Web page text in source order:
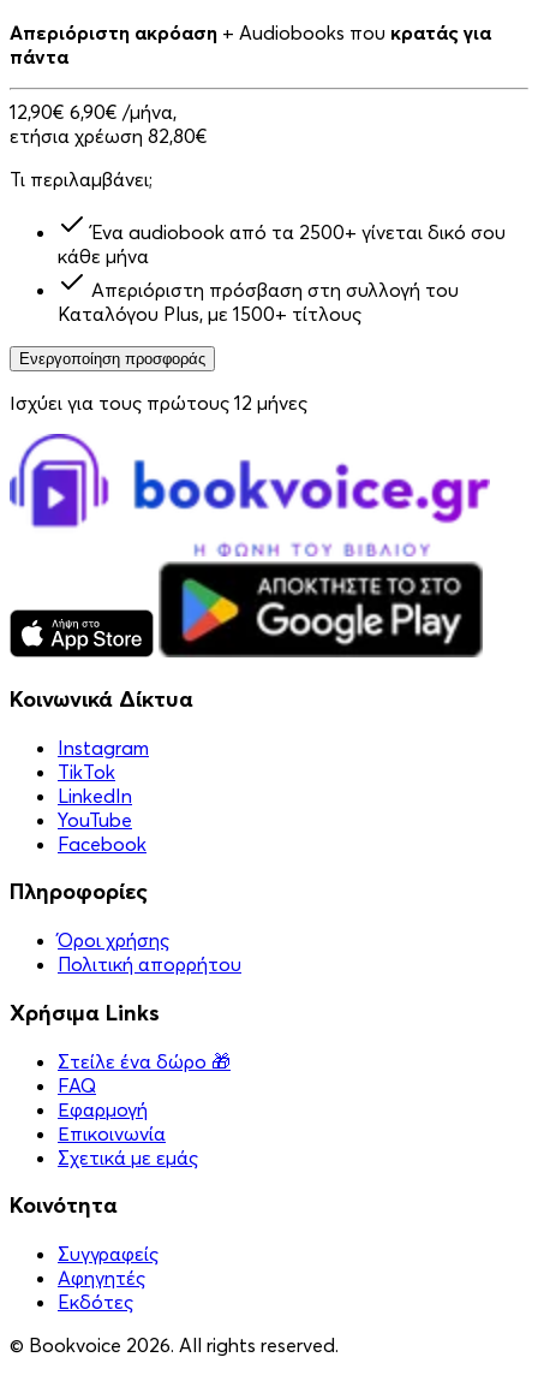
Απεριόριστη ακρόαση + Audiobooks που κρατάς για
πάντα
12,90€ 6,90€ /μήνα,
ετήσια χρέωση 82,80€
Τι περιλαμβάνει;
Ένα audiobook από τα 2500+ γίνεται δικό σου
κάθε μήνα
Απεριόριστη πρόσβαση στη συλλογή του
Καταλόγου Plus, με 1500+ τίτλους
Ενεργοποίηση προσφοράς
Ισχύει για τους πρώτους 12 μήνες
Κοινωνικά Δίκτυα
Instagram
TikTok
LinkedIn
YouTube
Facebook
Πληροφορίες
Όροι χρήσης
Πολιτική απορρήτου
Χρήσιμα Links
Στείλε ένα δώρο 🎁
FAQ
Εφαρμογή
Επικοινωνία
Σχετικά με εμάς
Κοινότητα
Συγγραφείς
Αφηγητές
Eκδότες
© Bookvoice 2026. All rights reserved.